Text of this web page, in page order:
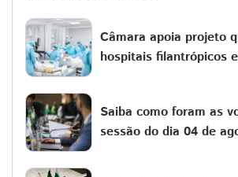
Câmara apoia projeto
hospitais filantrópicos
Saiba como foram as
sessão do dia 04 de